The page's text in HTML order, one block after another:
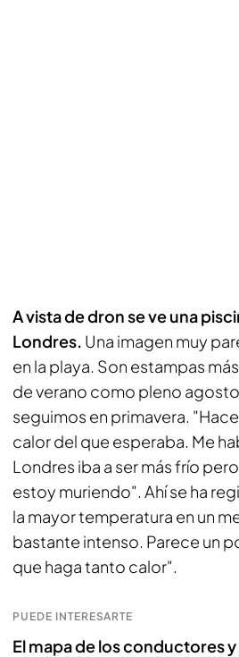
A vista de dron se ve una
Londres. Una imagen muy
en la playa. Son estampas
de verano como pleno
seguimos en primavera.
calor del que esperaba. Me
Londres iba a ser más frío
estoy muriendo". Ahí se ha
la mayor temperatura en un
bastante intenso. Parece un
que haga tanto calor".
PUEDE INTERESARTE
El mapa de los conductores